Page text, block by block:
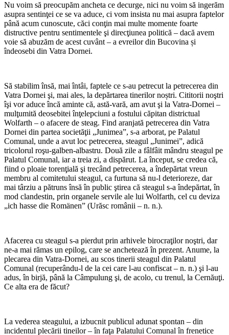
Nu voim să preocupăm ancheta ce decurge, nici nu voim să ingerăm
asupra sentinţei ce se va aduce, ci vom insista nu mai asupra faptelor
până acum cunoscute, căci conţin mai multe momente foarte
distructive pentru sentimentele şi direcţiunea politică – dacă avem
voie să abuzăm de acest cuvânt – a evreilor din Bucovina și
îndeosebi din Vatra Dornei.
Să stabilim însă, mai întâi, faptele ce s-au petrecut la petrecerea din
Vatra Dornei şi, mai ales, la depărtarea tinerilor noștri. Cititorii noştri
îşi vor aduce încă aminte că, astă-vară, am avut şi la Vatra-Dornei –
mulţumită deosebitei înţelepciuni a fostului căpitan districtual
Wolfarth – o afacere de steag. Find aranjată petrecerea din Vatra
Dornei din partea societăţii „Junimea”, s-a arborat, pe Palatul
Comunal, unde a avut loc petrecerea, steagul „Junimei”, adică
tricolorul roşu-galben-albastru. Două zile a fâlfâit mândru steagul pe
Palatul Comunal, iar a treia zi, a dispărut. La început, se credea că,
fiind o ploaie torenţială şi trecând petrecerea, a îndepărtat vreun
membru al comitetului steagul, ca furtuna să nu-l deterioreze, dar
mai târziu a pătruns însă în public ştirea că steagul s-a îndepărtat, în
mod clandestin, prin organele servile ale lui Wolfarth, cel cu deviza
„ich hasse die Romänen” (Urăsc românii – n. n.).
Afacerea cu steagul s-a pierdut prin arhivele birocraţilor noştri, dar
ne-a mai rămas un epilog, care se anchetează în prezent. Anume, la
plecarea din Vatra-Dornei, au scos tinerii steagul din Palatul
Comunal (recuperându-l de la cei care l-au confiscat – n. n.) şi l-au
adus, în birjă, până la Câmpulung şi, de acolo, cu trenul, la Cernăuţi.
Ce alta era de făcut?
La vederea steagului, a izbucnit publicul adunat spontan – din
incidentul plecării tineilor – în faţa Palatului Comunal în frenetice